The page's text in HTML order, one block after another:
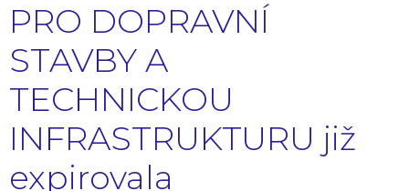
PRO DOPRAVNÍ
STAVBY A
TECHNICKOU
INFRASTRUKTURU již
expirovala